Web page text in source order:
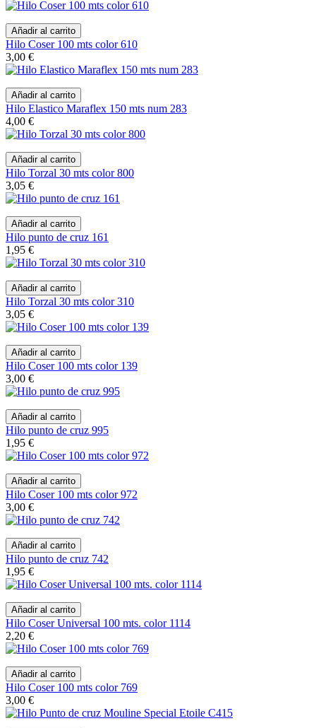
Añadir al carrito
Hilo Coser 100 mts color 610
3,00 €
Añadir al carrito
Hilo Elastico Maraflex 150 mts num 283
4,00 €
Añadir al carrito
Hilo Torzal 30 mts color 800
3,05 €
Añadir al carrito
Hilo punto de cruz 161
1,95 €
Añadir al carrito
Hilo Torzal 30 mts color 310
3,05 €
Añadir al carrito
Hilo Coser 100 mts color 139
3,00 €
Añadir al carrito
Hilo punto de cruz 995
1,95 €
Añadir al carrito
Hilo Coser 100 mts color 972
3,00 €
Añadir al carrito
Hilo punto de cruz 742
1,95 €
Añadir al carrito
Hilo Coser Universal 100 mts. color 1114
2,20 €
Añadir al carrito
Hilo Coser 100 mts color 769
3,00 €